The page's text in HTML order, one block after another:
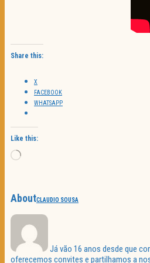
Share this:
X
FACEBOOK
WHATSAPP
Like this:
Loading…
AboutCLAUDIO SOUSA
Já vão 16 anos desde que
oferecemos convites e partilhamos a